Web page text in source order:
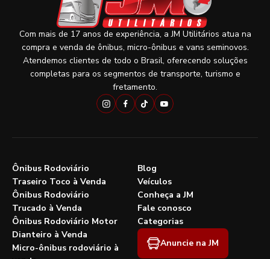
Com mais de 17 anos de experiência, a JM Utilitários atua na
compra e venda de ônibus, micro-ônibus e vans seminovos.
Atendemos clientes de todo o Brasil, oferecendo soluções
completas para os segmentos de transporte, turismo e
fretamento.
Ônibus Rodoviário
Traseiro Toco à Venda
Ônibus Rodoviário
Trucado à Venda
Ônibus Rodoviário Motor
Dianteiro à Venda
Micro-ônibus rodoviário à
Blog
Veículos
Conheça a JM
Fale conosco
Categorias
Anuncie na JM